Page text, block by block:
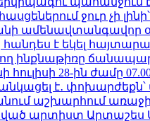
ջուր չի լինի՝
ամենավտանգավոր
է եկել
ինքնաթիռը
հուլիսի 28-ին ժամը
է․ փոխարժեքն՝
աշխարհում
արտիստ